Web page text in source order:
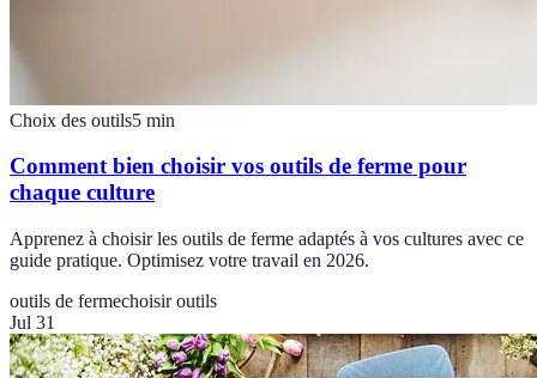
Choix des outils5 min
Comment bien choisir vos outils de ferme pour
chaque culture
Apprenez à choisir les outils de ferme adaptés à vos cultures avec ce
guide pratique. Optimisez votre travail en 2026.
outils de fermechoisir outils
Jul 31